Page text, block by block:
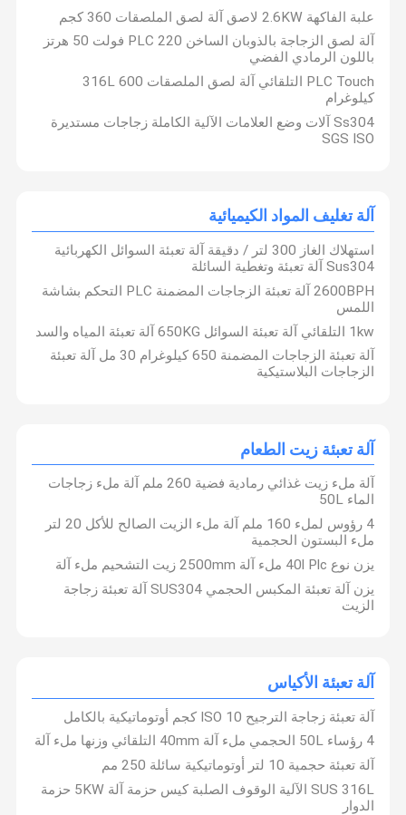
الصفحة
الرئيسية
منتجات معلومات عنا
جولة في
مراقبة الجودة اتصل بنا أخبار اطلب اقتباس
آلة تعبئة المطهر
آلة تعبئة المنظفات
آلة تعبئة زيوت التشحيم
آلة تصنيع غسول الغسيل
آلة السد المضمنة
آلة لصق البطاقات اللاصقة
آلة تغليف المواد الكيميائية
علبة الفاكهة 2.6KW لاصق آلة لصق الملصقات 360 كجم
آلة لصق الزجاجة بالذوبان الساخن PLC 220 فولت 50 هرتز
باللون الرمادي الفضي
PLC Touch التلقائي آلة لصق الملصقات 316L 600
كيلوغرام
Ss304 آلات وضع العلامات الآلية الكاملة زجاجات مستديرة
SGS ISO
آلة تغليف المواد الكيميائية
استهلاك الغاز 300 لتر / دقيقة آلة تعبئة السوائل الكهربائية
Sus304 آلة تعبئة وتغطية السائلة
2600BPH آلة تعبئة الزجاجات المضمنة PLC التحكم بشاشة
اللمس
1kw التلقائي آلة تعبئة السوائل 650KG آلة تعبئة المياه والسد
آلة تعبئة الزجاجات المضمنة 650 كيلوغرام 30 مل آلة تعبئة
الزجاجات البلاستيكية
آلة تعبئة زيت الطعام
آلة ملء زيت غذائي رمادية فضية 260 ملم آلة ملء زجاجات
الماء 50L
4 رؤوس لملء 160 ملم آلة ملء الزيت الصالح للأكل 20 لتر
ملء البستون الحجمية
يزن نوع 40l Plc ملء آلة 2500mm زيت التشحيم ملء آلة
يزن آلة تعبئة المكبس الحجمي SUS304 آلة تعبئة زجاجة
الزيت
آلة تعبئة الأكياس
آلة تعبئة زجاجة الترجيح ISO 10 كجم أوتوماتيكية بالكامل
4 رؤساء 50L الحجمي ملء آلة 40mm التلقائي وزنها ملء آلة
آلة تعبئة حجمية 10 لتر أوتوماتيكية سائلة 250 مم
SUS 316L الآلية الوقوف الصلبة كيس حزمة آلة 5KW حزمة
الدوار
تشمل منتجاتنا آلة تعبئة سلسلة دوارة ، آلة تعبئة سلسلة في الخط ، آلة
تعبئة سلسلة حماية البيئة ، آلة تعبئة السوائل اللزجة ذات الضغط
الأوتوماتيكي ، آلة السد من سلسلة الروتاري ، آلة السد السلسلة الخطية ،
آلة الوسم ذاتية اللصق وما إلى ذلك. لتزويد العملاء بمعدات عالية الجودة
ودعم فني مثالي ، نرحب ترحيبا حارا بالعملاء الجدد والقدامى في الداخل
والخارج لزيارة ومناقشة التعاون